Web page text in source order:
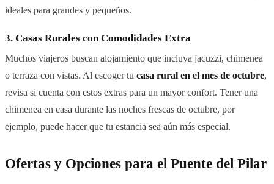
ideales para grandes y pequeños.
3. Casas Rurales con Comodidades Extra
Muchos viajeros buscan alojamiento que incluya jacuzzi, chimenea
o terraza con vistas. Al escoger tu casa rural en el mes de octubre,
revisa si cuenta con estos extras para un mayor confort. Tener una
chimenea en casa durante las noches frescas de octubre, por
ejemplo, puede hacer que tu estancia sea aún más especial.
Ofertas y Opciones para el Puente del Pilar